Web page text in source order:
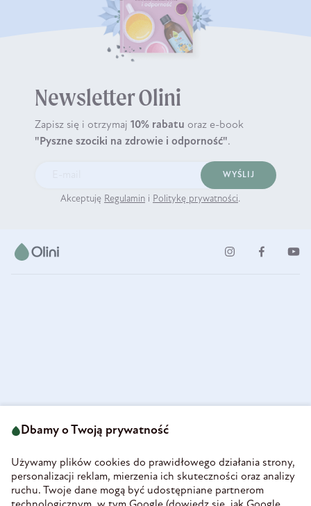
Newsletter Olini
Zapisz się i otrzymaj 10% rabatu oraz e-book
"Pyszne szociki na zdrowie i odporność".
WYŚLIJ
Akceptuję Regulamin i Politykę prywatności.
58-160 Świebodzice
REGON 890213034
INFORMACJE
Dbamy o Twoją prywatność
Używamy plików cookies do prawidłowego działania strony,
personalizacji reklam, mierzenia ich skuteczności oraz analizy
ruchu. Twoje dane mogą być udostępniane partnerom